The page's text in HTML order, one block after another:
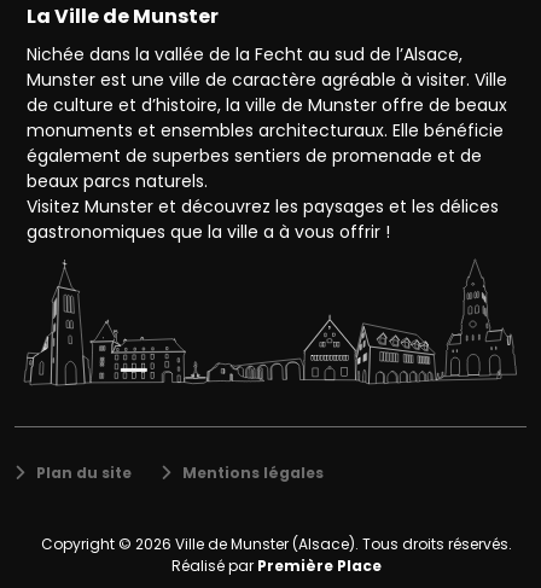
La Ville de Munster
Nichée dans la vallée de la Fecht au sud de l’Alsace,
Munster est une ville de caractère agréable à visiter. Ville
de culture et d’histoire, la ville de Munster offre de beaux
monuments et ensembles architecturaux. Elle bénéficie
également de superbes sentiers de promenade et de
beaux parcs naturels.
Visitez Munster et découvrez les paysages et les délices
gastronomiques que la ville a à vous offrir !
Plan du site Mentions légales
Copyright © 2026 Ville de Munster (Alsace). Tous droits réservés.
Réalisé par Première Place